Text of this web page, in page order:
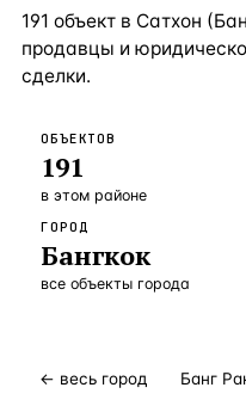
Кипр —Страна
Греция —
Сочи —Локация
Алания
Бангкок — Локация
Стамбул —Локация
191 объект в Сатхон (
продавцы и
сделки.
ОБЪЕКТОВ
191
в этом районе
ГОРОД
Бангкок
все объекты города
← весь город Банг